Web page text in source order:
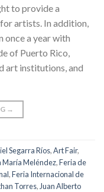
to provide a
artists. In addition,
once a year with
of Puerto Rico,
art institutions, and
→
Segarra Ríos,Art Fair,
María Meléndez,Feria de
,Feria Internacional de
Torres, Juan Alberto